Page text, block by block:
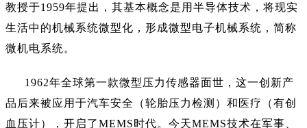
教授于1959年提出，其基本概念是用半导体技术，将现实
生活中的机械系统微型化，形成微型电子机械系统，简称
微机电系统。
1962年全球第一款微型压力传感器面世，这一创新产
品后来被应用于汽车安全（轮胎压力检测）和医疗（有创
血压计），开启了MEMS时代。今天MEMS技术在军事、